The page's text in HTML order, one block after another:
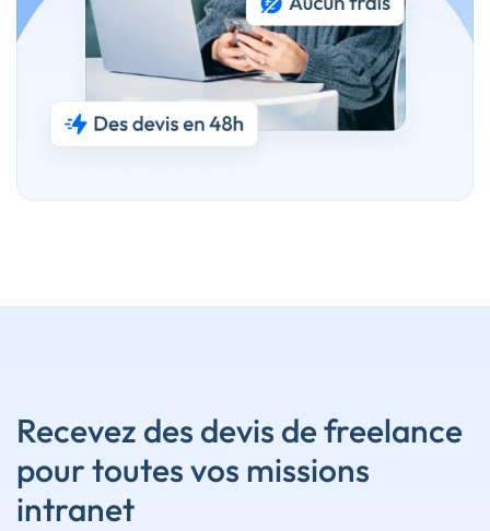
Recevez des devis de freelance
pour toutes vos missions
intranet